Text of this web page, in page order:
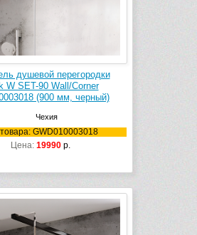
душевой перегородки
W SET-90 Wall/Corner
(900 мм, черный)
Чехия
GWD010003018
Цена: 19990 р.